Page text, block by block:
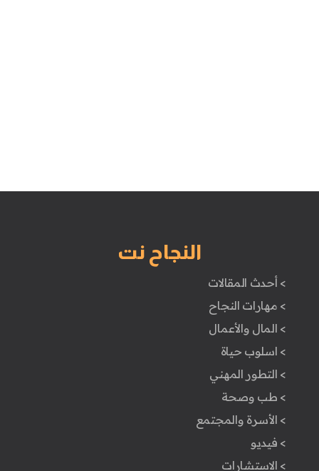
النجاح نت
> أحدث المقالات
> مهارات النجاح
> المال والأعمال
> اسلوب حياة
> التطور المهني
> طب وصحة
> الأسرة والمجتمع
> فيديو
> الاستشارات